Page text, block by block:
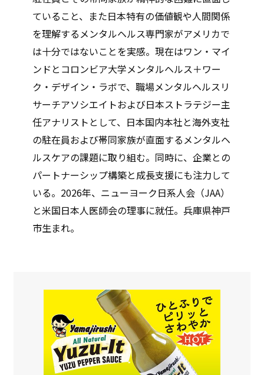
ていること、また日本特有の価値観や人間関係
を理解するメンタルヘルス専門家がアメリカで
は十分ではないことを実感。現在はワン・マイ
ンドとコロンビア大学メンタルヘルス＋ワー
ク・デザイン・ラボで、職場メンタルヘルスリ
サーチアソシエイトおよび日本ストラテジー主
任アナリストとして、日本国内本社と海外支社
の駐在員および帯同家族が直面するメンタルヘ
ルスケアの課題に取り組む。同時に、企業との
パートナーシップ構築と成長支援にも注力して
いる。2026年、ニューヨーク日系人会（JAA）
と米国日本人医師会の理事に就任。兵庫県神戸
市生まれ。